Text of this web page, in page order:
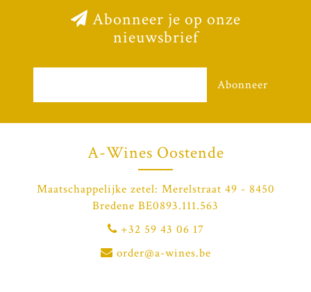
Abonneer je op onze
nieuwsbrief
Abonneer
A-Wines Oostende
Maatschappelijke zetel: Merelstraat 49 - 8450
Bredene BE0893.111.563
+32 59 43 06 17
order@a-wines.be